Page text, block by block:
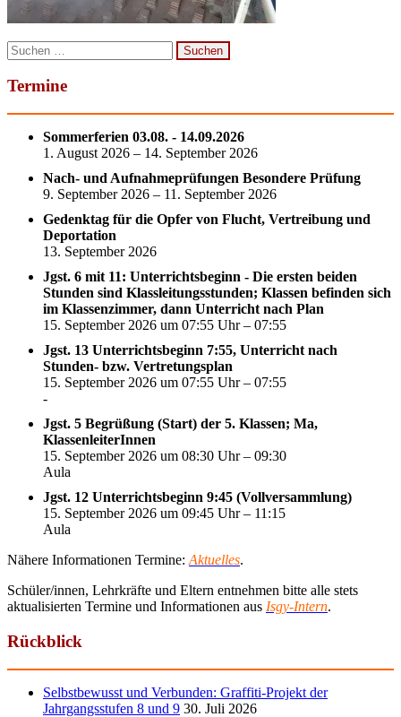
Suchen
nach:
Termine
Sommerferien 03.08. - 14.09.2026
1. August 2026 – 14. September 2026
Nach- und Aufnahmeprüfungen Besondere Prüfung
9. September 2026 – 11. September 2026
Gedenktag für die Opfer von Flucht, Vertreibung und
Deportation
13. September 2026
Jgst. 6 mit 11: Unterrichtsbeginn - Die ersten beiden
Stunden sind Klassleitungsstunden; Klassen befinden sich
im Klassenzimmer, dann Unterricht nach Plan
15. September 2026 um 07:55 Uhr – 07:55
Jgst. 13 Unterrichtsbeginn 7:55, Unterricht nach
Stunden- bzw. Vertretungsplan
15. September 2026 um 07:55 Uhr – 07:55
-
Jgst. 5 Begrüßung (Start) der 5. Klassen; Ma,
KlassenleiterInnen
15. September 2026 um 08:30 Uhr – 09:30
Aula
Jgst. 12 Unterrichtsbeginn 9:45 (Vollversammlung)
15. September 2026 um 09:45 Uhr – 11:15
Aula
Nähere Informationen Termine: Aktuelles.
Schüler/innen, Lehrkräfte und Eltern entnehmen bitte alle stets
aktualisierten Termine und Informationen aus Isgy-Intern.
Rückblick
Selbstbewusst und Verbunden: Graffiti-Projekt der
Jahrgangsstufen 8 und 9 30. Juli 2026